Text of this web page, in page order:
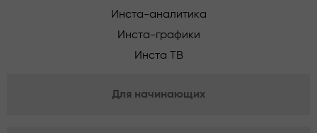
Инста-аналитика
Инста-графики
Инста ТВ
Для начинающих